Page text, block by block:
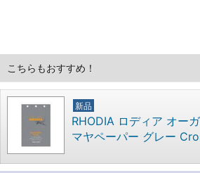
こちらもおすすめ！
新品
RHODIA ロディア オー
マヤペーパー グレー